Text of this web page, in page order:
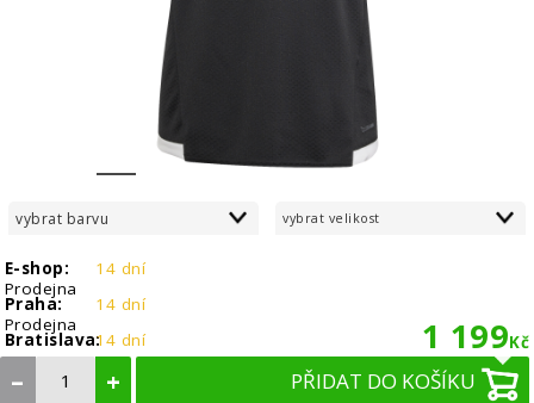
3 4 7
vybrat barvu vybrat velikost
E-shop:
14 dní
Prodejna
Praha:
14 dní
Prodejna
Bratislava:14 dní 1 199Kč
– + PŘIDAT DO KOŠÍKU